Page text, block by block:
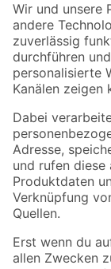
Der toom Newsletter:
Zur Newsletter
Folge uns
Zahlungsarten
Sicher einkaufen